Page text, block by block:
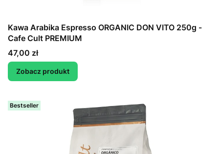
Kawa Arabika Espresso ORGANIC DON VITO 250g -
Cafe Cult PREMIUM
Cena
47,00 zł
Zobacz produkt
Bestseller